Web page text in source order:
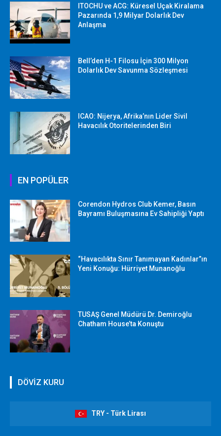
ITOCHU ve ACG: Küresel Uçak Kiralama
Pazarında 1,9 Milyar Dolarlık Dev
Anlaşma
Bell’den H-1 Filosu İçin 300 Milyon
Dolarlık Dev Savunma Sözleşmesi
ICAO: Nijerya, Afrika’nın Lider Sivil
Havacılık Otoritelerinden Biri
EN POPÜLER
Corendon Hydros Club Kemer, Basın
Bayramı Buluşmasına Ev Sahipliği Yaptı
“Havacılıkta Sınır Tanımayan Kadınlar”ın
Yeni Konuğu: Hürriyet Munanoğlu
TUSAŞ Genel Müdürü Dr. Demiroğlu
Chatham House’ta Konuştu
DÖVİZ KURU
TRY - Türk Lirası